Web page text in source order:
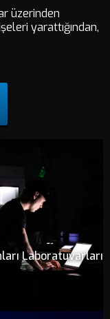
üzerinden
yarattığından,
Laboratuvarları